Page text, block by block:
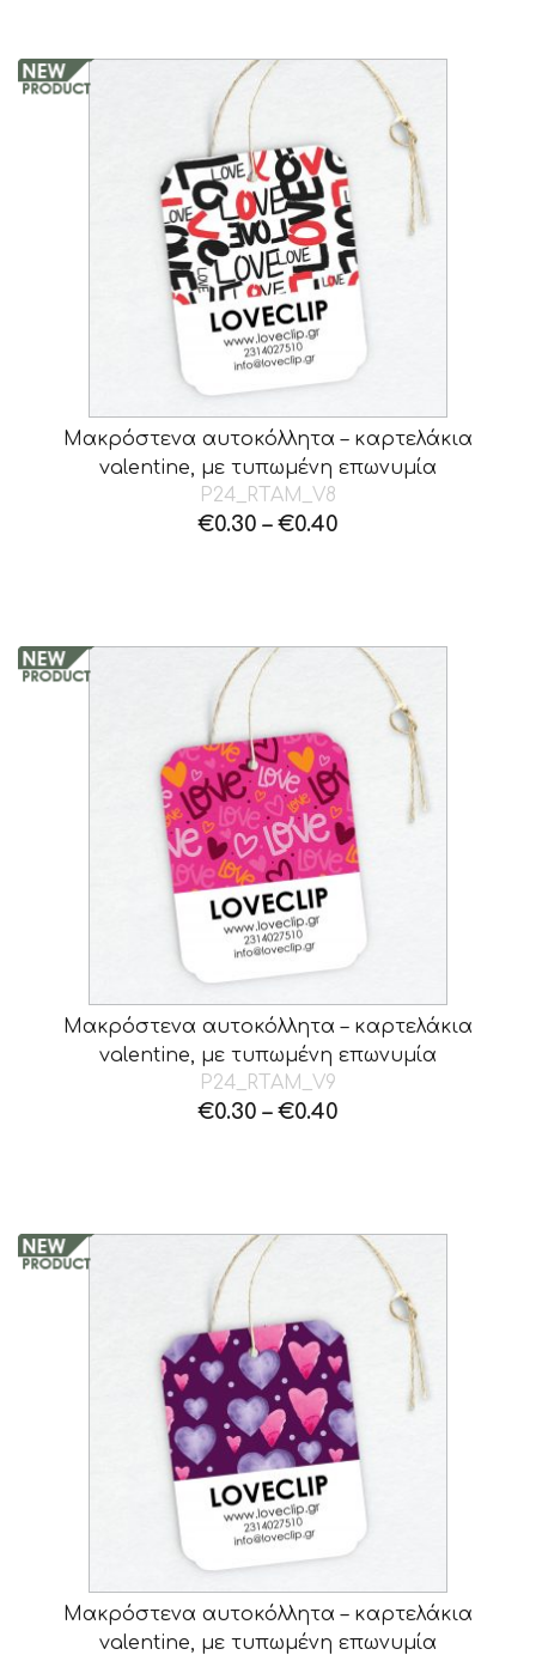
Μακρόστενα αυτοκόλλητα – καρτελάκια
valentine, με τυπωμένη επωνυμία
P24_RTAM_V8
€0.30 – €0.40
Μακρόστενα αυτοκόλλητα – καρτελάκια
valentine, με τυπωμένη επωνυμία
P24_RTAM_V9
€0.30 – €0.40
Μακρόστενα αυτοκόλλητα – καρτελάκια
valentine, με τυπωμένη επωνυμία